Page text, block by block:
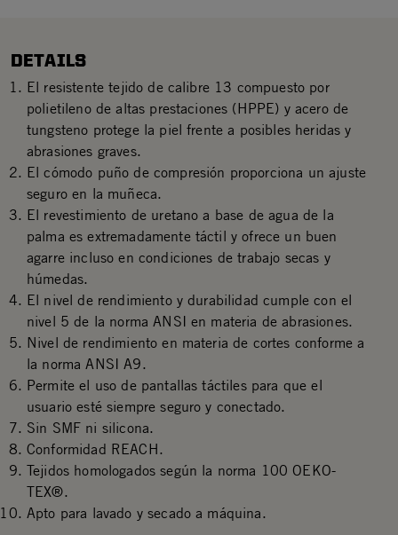
DETAILS
El resistente tejido de calibre 13 compuesto por
polietileno de altas prestaciones (HPPE) y acero de
tungsteno protege la piel frente a posibles heridas y
abrasiones graves.
El cómodo puño de compresión proporciona un ajuste
seguro en la muñeca.
El revestimiento de uretano a base de agua de la
palma es extremadamente táctil y ofrece un buen
agarre incluso en condiciones de trabajo secas y
húmedas.
El nivel de rendimiento y durabilidad cumple con el
nivel 5 de la norma ANSI en materia de abrasiones.
Nivel de rendimiento en materia de cortes conforme a
la norma ANSI A9.
Permite el uso de pantallas táctiles para que el
usuario esté siempre seguro y conectado.
Sin SMF ni silicona.
Conformidad REACH.
Tejidos homologados según la norma 100 OEKO-
TEX®.
Apto para lavado y secado a máquina.